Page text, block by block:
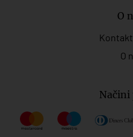
O
O
Načini